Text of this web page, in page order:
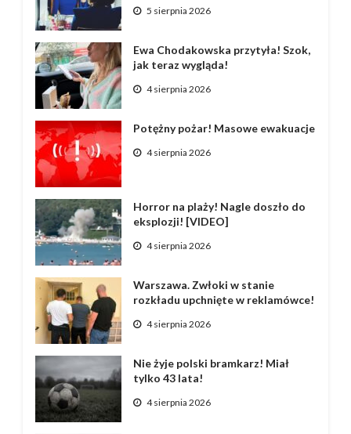
5 sierpnia 2026
Ewa Chodakowska przytyła! Szok,
jak teraz wygląda!
4 sierpnia 2026
Potężny pożar! Masowe ewakuacje
4 sierpnia 2026
Horror na plaży! Nagle doszło do
eksplozji! [VIDEO]
4 sierpnia 2026
Warszawa. Zwłoki w stanie
rozkładu upchnięte w reklamówce!
4 sierpnia 2026
Nie żyje polski bramkarz! Miał
tylko 43 lata!
4 sierpnia 2026